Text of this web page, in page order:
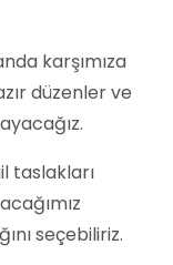
karşımıza
düzenler ve
taslakları
seçebiliriz.